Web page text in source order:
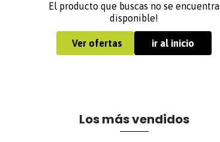
El producto que buscas no se encuentra
disponible!
Ver ofertas ir al inicio
Los más vendidos